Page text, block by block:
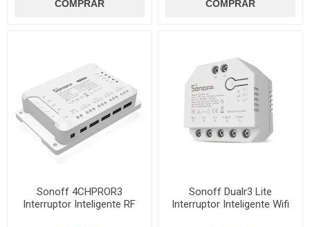
Sonoff 4CHPROR3
Interruptor Inteligente RF
Sonoff Dualr3 Lite
Interruptor Inteligente Wifi